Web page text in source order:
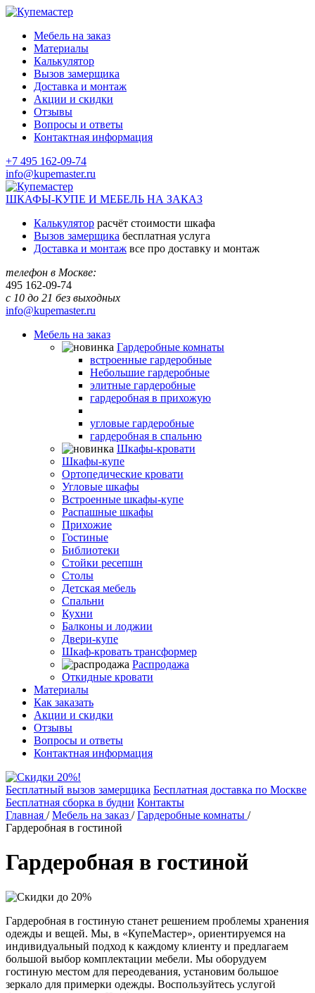
Мебель на заказ
Материалы
Калькулятор
Вызов замерщика
Доставка и монтаж
Акции и скидки
Отзывы
Вопросы и ответы
Контактная информация
+7 495 162-09-74
info@kupemaster.ru
ШКАФЫ-КУПЕ И МЕБЕЛЬ НА ЗАКАЗ
Калькулятор расчёт стоимости шкафа
Вызов замерщика бесплатная услуга
Доставка и монтаж все про доставку и монтаж
телефон в Москве:
495 162-09-74
с 10 до 21 без выходных
info@kupemaster.ru
Мебель на заказ
Гардеробные комнаты
встроенные гардеробные
Небольшие гардеробные
элитные гардеробные
гардеробная в прихожую
угловые гардеробные
гардеробная в спальню
Шкафы-кровати
Шкафы-купе
Ортопедические кровати
Угловые шкафы
Встроенные шкафы-купе
Распашные шкафы
Прихожие
Гостиные
Библиотеки
Стойки ресепшн
Столы
Детская мебель
Спальни
Кухни
Балконы и лоджии
Двери-купе
Шкаф-кровать трансформер
Распродажа
Откидные кровати
Материалы
Как заказать
Акции и скидки
Отзывы
Вопросы и ответы
Контактная информация
Бесплатный вызов замерщика Бесплатная доставка по Москве
Бесплатная сборка в будни Контакты
Главная /Мебель на заказ /Гардеробные комнаты /
Гардеробная в гостиной
Гардеробная в гостиной
Гардеробная в гостиную станет решением проблемы хранения
одежды и вещей. Мы, в «КупеМастер», ориентируемся на
индивидуальный подход к каждому клиенту и предлагаем
большой выбор комплектации мебели. Мы оборудуем
гостиную местом для переодевания, установим большое
зеркало для примерки одежды. Воспользуйтесь услугой